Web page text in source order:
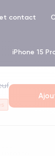
contact
iPhone 15
(2020)